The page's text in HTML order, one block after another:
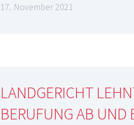
17. November 2021
LANDGERICHT
BERUFUNG AB UND